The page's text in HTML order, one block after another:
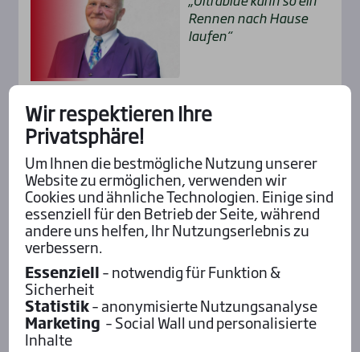
Ren­nen nach Hau­se
lau­fen“
Alle Insider-Stimmen
Pod­cast mit Wett-Tipps
Wir respektieren Ihre
Privatsphäre!
Um Ihnen die bestmögliche Nutzung unserer
Website zu ermöglichen, verwenden wir
Cookies und ähnliche Technologien. Einige sind
essenziell für den Betrieb der Seite, während
andere uns helfen, Ihr Nutzungserlebnis zu
verbessern.
Essenziell– notwendig für Funktion &
Sicherheit
Statistik– anonymisierte Nutzungsanalyse
Marketing – Social Wall und personalisierte
Inhalte